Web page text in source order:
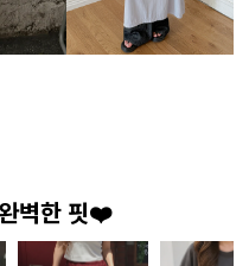
벽한 핏❤️